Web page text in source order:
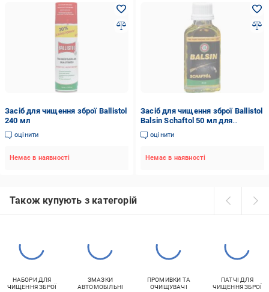
Засіб для чищення зброї Ballistol
240 мл
оцінити
Немає в наявності
Засіб для чищення зброї Ballistol
Balsin Schaftol 50 мл для
догляду за деревом світлий
оцінити
Немає в наявності
Також купують з категорій
НАБОРИ ДЛЯ
ЧИЩЕННЯ ЗБРОЇ
ЗМАЗКИ
АВТОМОБІЛЬНІ
ПРОМИВКИ ТА
ОЧИЩУВАЧІ
ПАТЧІ ДЛЯ
ЧИЩЕННЯ ЗБРОЇ